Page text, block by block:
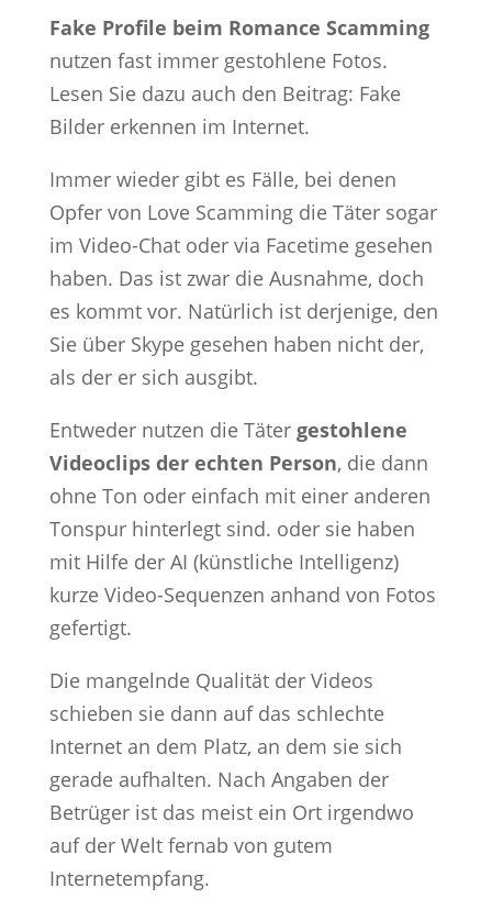
Fake Profile beim Romance Scamming
nutzen fast immer gestohlene Fotos.
Lesen Sie dazu auch den Beitrag: Fake
Bilder erkennen im Internet.
Immer wieder gibt es Fälle, bei denen
Opfer von Love Scamming die Täter sogar
im Video-Chat oder via Facetime gesehen
haben. Das ist zwar die Ausnahme, doch
es kommt vor. Natürlich ist derjenige, den
Sie über Skype gesehen haben nicht der,
als der er sich ausgibt.
Entweder nutzen die Täter gestohlene
Videoclips der echten Person, die dann
ohne Ton oder einfach mit einer anderen
Tonspur hinterlegt sind. oder sie haben
mit Hilfe der AI (künstliche Intelligenz)
kurze Video-Sequenzen anhand von Fotos
gefertigt.
Die mangelnde Qualität der Videos
schieben sie dann auf das schlechte
Internet an dem Platz, an dem sie sich
gerade aufhalten. Nach Angaben der
Betrüger ist das meist ein Ort irgendwo
auf der Welt fernab von gutem
Internetempfang.